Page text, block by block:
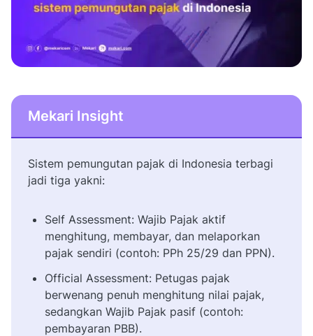
Mekari Insight
Sistem pemungutan pajak di Indonesia terbagi
jadi tiga yakni:
Self Assessment: Wajib Pajak aktif
menghitung, membayar, dan melaporkan
pajak sendiri (contoh: PPh 25/29 dan PPN).
Official Assessment: Petugas pajak
berwenang penuh menghitung nilai pajak,
sedangkan Wajib Pajak pasif (contoh:
pembayaran PBB).